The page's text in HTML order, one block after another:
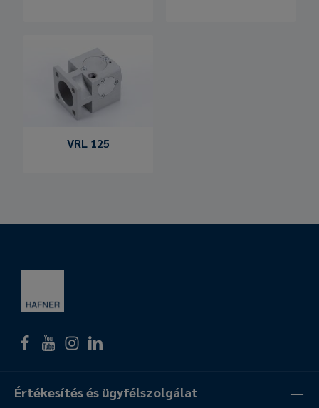
VRL 125
Értékesítés és ügyfélszolgálat